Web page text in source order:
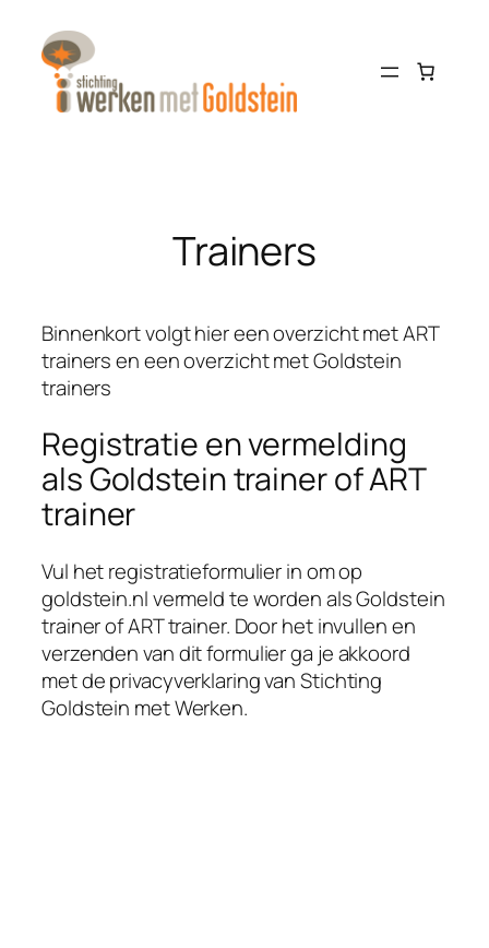
naar
inhoud
Trainers
Binnenkort volgt hier een overzicht met ART
trainers en een overzicht met Goldstein
trainers
Registratie en vermelding
als Goldstein trainer of ART
trainer
Vul het registratieformulier in om op
goldstein.nl vermeld te worden als Goldstein
trainer of ART trainer. Door het invullen en
verzenden van dit formulier ga je akkoord
met de privacyverklaring van Stichting
Goldstein met Werken.